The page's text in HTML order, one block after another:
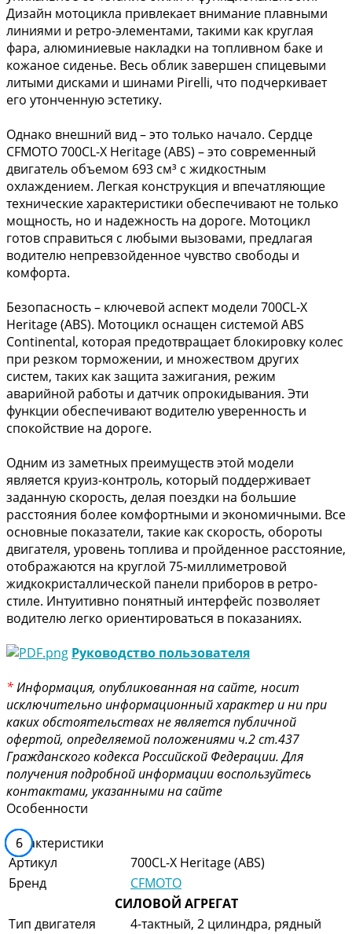
Дизайн мотоцикла привлекает внимание плавными
линиями и ретро-элементами, такими как круглая
фара, алюминиевые накладки на топливном баке и
кожаное сиденье. Весь облик завершен спицевыми
литыми дисками и шинами Pirelli, что подчеркивает
его утонченную эстетику.
Однако внешний вид – это только начало. Сердце
CFMOTO 700CL-X Heritage (ABS) – это современный
двигатель объемом 693 см³ с жидкостным
охлаждением. Легкая конструкция и впечатляющие
технические характеристики обеспечивают не только
мощность, но и надежность на дороге. Мотоцикл
готов справиться с любыми вызовами, предлагая
водителю непревзойденное чувство свободы и
комфорта.
Безопасность – ключевой аспект модели 700CL-X
Heritage (ABS). Мотоцикл оснащен системой ABS
Continental, которая предотвращает блокировку колес
при резком торможении, и множеством других
систем, таких как защита зажигания, режим
аварийной работы и датчик опрокидывания. Эти
функции обеспечивают водителю уверенность и
спокойствие на дороге.
Одним из заметных преимуществ этой модели
является круиз-контроль, который поддерживает
заданную скорость, делая поездки на большие
расстояния более комфортными и экономичными. Все
основные показатели, такие как скорость, обороты
двигателя, уровень топлива и пройденное расстояние,
отображаются на круглой 75-миллиметровой
жидкокристаллической панели приборов в ретро-
стиле. Интуитивно понятный интерфейс позволяет
водителю легко ориентироваться в показаниях.
Руководство пользователя
*Информация, опубликованная на сайте, носит
исключительно информационный характер и ни при
каких обстоятельствах не является публичной
офертой, определяемой положениями ч.2 ст.437
Гражданского кодекса Российской Федерации. Для
получения подробной информации воспользуйтесь
контактами, указанными на сайте
Особенности
1
2
3
4
5
6
Характеристики
Артикул
700CL-X Heritage (ABS)
Бренд
CFMOTO
СИЛОВОЙ АГРЕГАТ
Тип двигателя
4-тактный, 2 цилиндра, рядный